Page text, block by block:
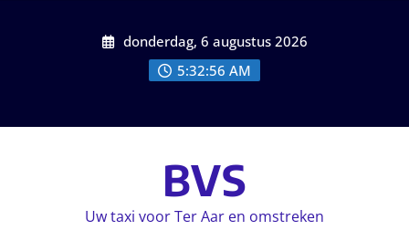
donderdag, 6 augustus 2026
5:32:57 AM
BVS
Uw taxi voor Ter Aar en omstreken